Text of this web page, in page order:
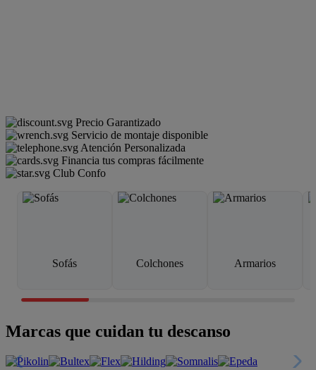
Precio Garantizado
Servicio de montaje disponible
Atención Personalizada
Financia tus compras fácilmente
Club Confo
Sofás Colchones Armarios
Marcas que cuidan tu descanso